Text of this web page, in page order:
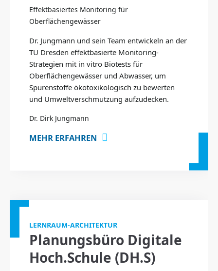
Effektbasiertes Monitoring für
Oberflächengewässer
Dr. Jungmann und sein Team entwickeln an der
TU Dresden effektbasierte Monitoring-
Strategien mit in vitro Biotests für
Oberflächengewässer und Abwasser, um
Spurenstoffe ökotoxikologisch zu bewerten
und Umweltverschmutzung aufzudecken.
Dr. Dirk Jungmann
MEHR ERFAHREN
LERNRAUM-ARCHITEKTUR
Planungsbüro Digitale
Hoch.Schule (DH.S)